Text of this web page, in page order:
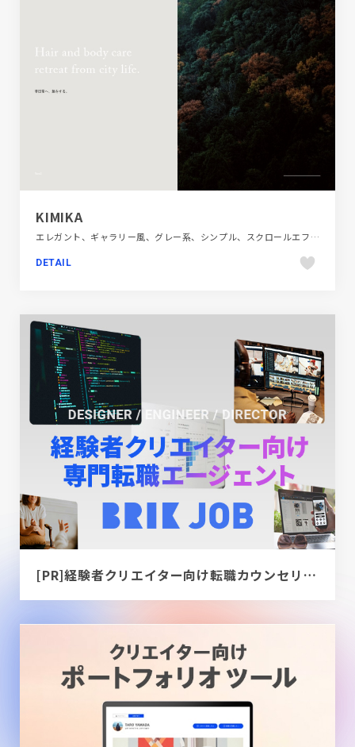
KIMIKA
エレガント、ギャラリー風、グレー系、シンプル、スクロールエフェクト、スタイリッシュ、ナチュラル、ファッション・ビューティー、ブランド・サービスサイト、大きめ写真
DETAIL
[PR]経験者クリエイター向け転職カウンセリング｜デザイナー / ディレクター / エンジニア